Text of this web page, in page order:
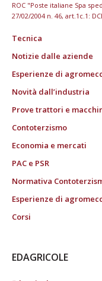
ROC "Poste italiane Spa
27/02/2004 n. 46, art.1c.1:
Tecnica
Notizie dalle aziende
Esperienze di
Novità dall’industria
Prove trattori e
Contoterzismo
Economia e mercati
PAC e PSR
Normativa
Esperienze di
Corsi
EDAGRICOLE